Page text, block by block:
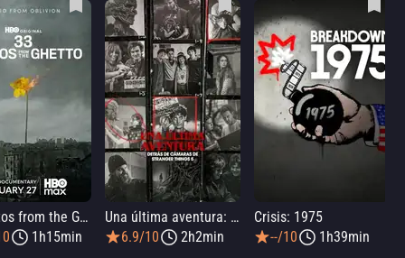
33 Photos from the Ghetto
1h15min
Una última aventura: Detrás de cámaras de Stranger Things 5
6.9/10
2h2min
Crisis: 1975
--/10
1h39min